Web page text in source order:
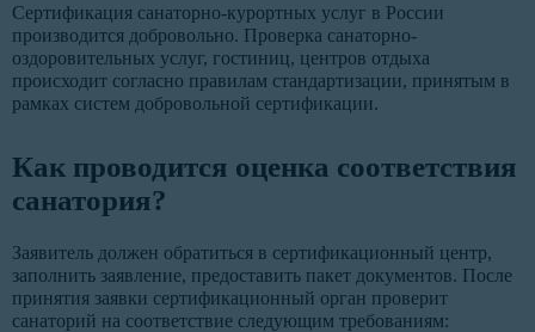
Сертификация санаторно-курортных услуг в России
производится добровольно. Проверка санаторно-
оздоровительных услуг, гостиниц, центров отдыха
происходит согласно правилам стандартизации, принятым в
рамках систем добровольной сертификации.
Как проводится оценка соответствия
санатория?
Заявитель должен обратиться в сертификационный центр,
заполнить заявление, предоставить пакет документов. После
принятия заявки сертификационный орган проверит
санаторий на соответствие следующим требованиям: